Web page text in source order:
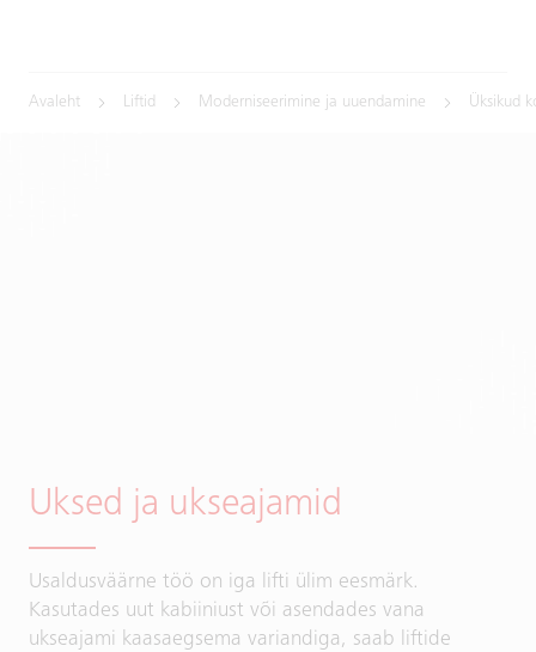
Avaleht Liftid Moderniseerimine ja uuendamine Üksikud
Uksed ja ukseajamid
Usaldusväärne töö on iga lifti ülim eesmärk.
Kasutades uut kabiiniust või asendades vana
ukseajami kaasaegsema variandiga, saab liftide